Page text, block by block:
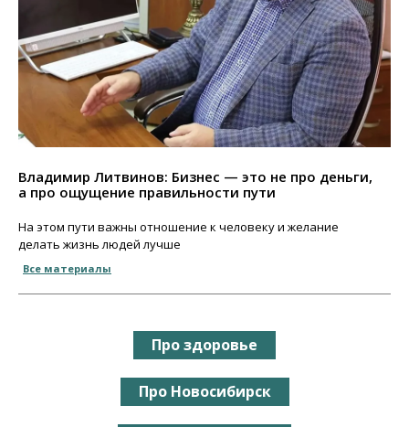
Владимир Литвинов: Бизнес — это не про деньги,
а про ощущение правильности пути
На этом пути важны отношение к человеку и желание
делать жизнь людей лучше
Все материалы
Про здоровье
Про Новосибирск